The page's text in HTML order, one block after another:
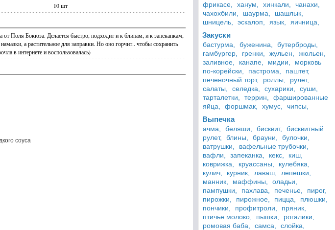
10 шт
от Поля Бокюза. Делается быстро, подходит и к блинам, и к запеканкам,
а растительное для заправки. Но оно горчит.. чтобы сохранить
в интернете и воспользовалась)
соуса
фрикасе,
ханум, хинкали,
чанахи,
чахохбили,
шаурма,
шашлык,
шницель,
эскалоп, язык, яичница,
Закуски
бастурма, буженина,
бутерброды,
гамбургер,
гренки, жульен,
жюльен,
заливное,
канапе, мидии,
морковь
по-корейски,
пастрома,
паштет,
печеночный торт,
роллы,
рулет,
салаты,
селедка, сухарики,
суши,
тарталетки,
террин,
фаршированные
яйца,
форшмак, хумус, чипсы,
Выпечка
ачма, беляши, бисквит,
бисквитный
рулет,
блины, брауни,
булочки,
ватрушки,
вафельные трубочки,
вафли,
запеканка, кекс,
киш,
коврижка,
круассаны,
кулебяка,
кулич,
курник, лаваш,
лепешки,
манник,
маффины,
оладьи,
пампушки,
пахлава, печенье,
пирог,
пирожки,
пирожное, пицца,
плюшки,
пончики,
профитроли,
пряник,
птичье молоко,
пышки,
рогалики,
ромовая баба,
самса,
слойка,